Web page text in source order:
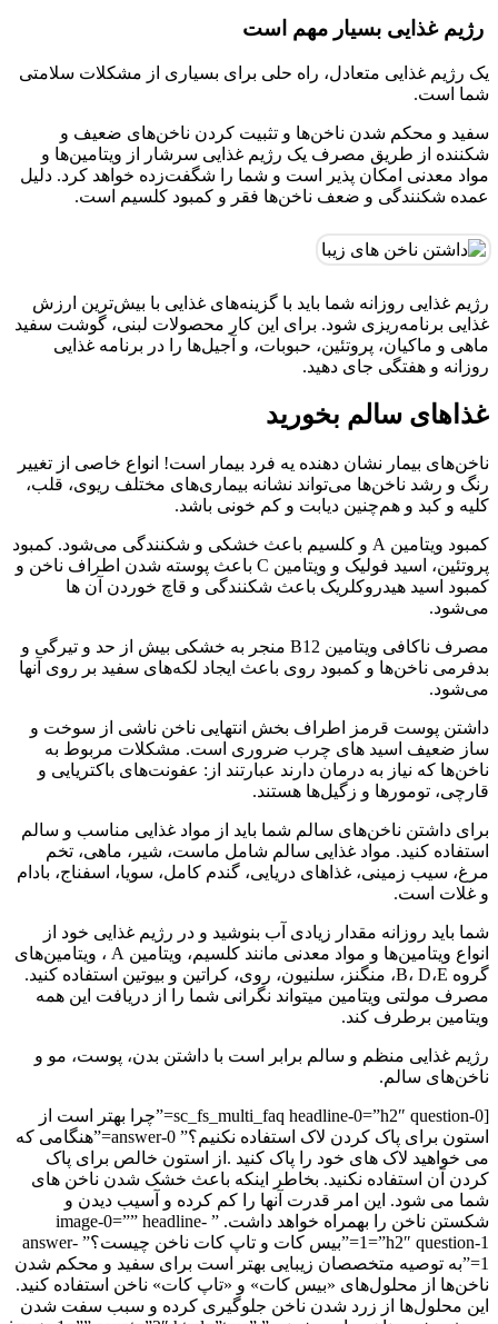
رژیم غذایی بسیار مهم است
یک رژیم غذایی متعادل، راه حلی برای بسیاری از مشکلات سلامتی
شما است.
سفید و محکم شدن ناخن‌ها و تثبیت کردن ناخن‌های ضعیف و
شکننده از طریق مصرف یک رژیم غذایی سرشار از ویتامین‌ها و
مواد معدنی امکان پذیر است و شما را شگفت‌زده خواهد کرد. دلیل
عمده شکنندگی و ضعف ناخن‌ها فقر و کمبود کلسیم است.
رژیم غذایی روزانه شما باید با گزینه‌های غذایی با بیش‌ترین ارزش
غذایی برنامه‌ریزی شود. برای این کار محصولات لبنی، گوشت سفید
ماهی و ماکیان، پروتئین، حبوبات، و آجیل‌ها را در برنامه غذایی
روزانه و هفتگی جای دهید.
غذا‌های سالم بخورید
ناخن‌های بیمار نشان دهنده یه فرد بیمار است! انواع خاصی از تغییر
رنگ و رشد ناخن‌ها می‌تواند نشانه بیماری‌های مختلف ریوی، قلب،
کلیه و کبد و هم‌چنین دیابت و کم خونی باشد.
کمبود ویتامین A و کلسیم باعث خشکی و شکنندگی می‌شود. کمبود
پروتئین، اسید فولیک و ویتامین C باعث پوسته شدن اطراف ناخن و
کمبود اسید هیدروکلریک باعث شکنندگی و قاچ خوردن آن ها
می‌شود.
مصرف ناکافی ویتامین B12 منجر به خشکی بیش از حد و تیرگی و
بدفرمی ناخن‌ها و کمبود روی باعث ایجاد لکه‌های سفید بر روی آنها
می‌شود.
داشتن پوست قرمز اطراف بخش انتهایی ناخن ناشی از سوخت و
ساز ضعیف اسید های چرب ضروری است. مشکلات مربوط به
ناخن‌ها که نیاز به درمان دارند عبارتند از: عفونت‌های باکتریایی و
قارچی، تومورها و زگیل‌ها هستند.
برای داشتن ناخن‌های سالم شما باید از مواد غذایی مناسب و سالم
استفاده کنید. مواد غذایی سالم شامل ماست، شیر، ماهی، تخم
مرغ، سیب زمینی، غذاهای دریایی، گندم کامل، سویا، اسفناج، بادام
و غلات است.
شما باید روزانه مقدار زیادی آب بنوشید و در رژیم غذایی خود از
انواع ویتامین‌ها و مواد معدنی مانند کلسیم، ویتامین A ، ویتامین‌های
گروه B، D،E، منگنز، سلنیون، روی، کراتین و بیوتین استفاده کنید.
مصرف مولتی ویتامین میتواند نگرانی شما را از دریافت این همه
ویتامین برطرف کند.
رژیم غذایی منظم و سالم برابر است با داشتن بدن، پوست، مو و
ناخن‌های سالم.
[sc_fs_multi_faq headline-0=”h2″ question-0=”چرا بهتر است از
استون برای پاک کردن لاک استفاده نکنیم؟” answer-0=”هنگامی که
می خواهید لاک های خود را پاک کنید .از استون خالص برای پاک
کردن آن استفاده نکنید. بخاطر اینکه باعث خشک شدن ناخن های
شما می شود. این امر قدرت آنها را کم کرده و آسیب دیدن و
شکستن ناخن را بهمراه خواهد داشت. ” image-0=”” headline-
1=”h2″ question-1=”بیس کات و تاپ کات ناخن چیست؟” answer-
1=”به توصیه متخصصان زیبایی بهتر است برای سفید و محکم شدن
ناخن‌ها از محلول‌های «بیس کات» و «تاپ کات» ناخن استفاده کنید.
این محلول‌ها از زرد شدن ناخن جلوگیری کرده و سبب سفت شدن